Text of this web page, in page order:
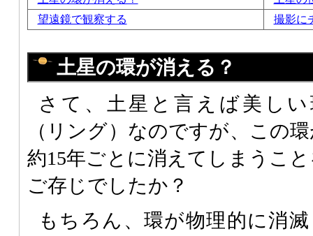
望遠鏡で観察する
撮影に
土星の環が消える？
さて、土星と言えば美しい
（リング）なのですが、この
約15年ごとに消えてしまうこ
ご存じでしたか？
もちろん、環が物理的に消